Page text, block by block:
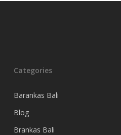
Categories
Barankas Bali
Blog
Brankas Bali